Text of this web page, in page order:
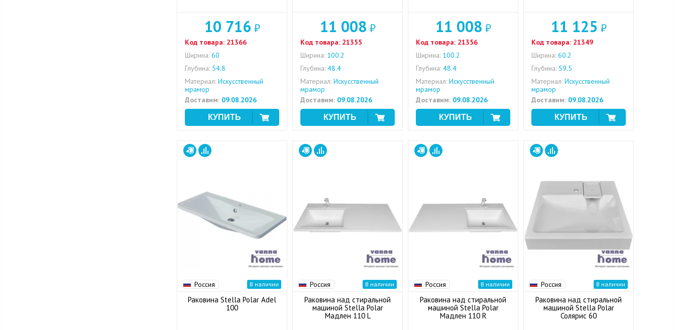
10 716 ₽
Код товара: 21366
Ширина: 60
Глубина: 54.8
Материал: Искусственный
мрамор
Доставим: 09.08.2026
11 008 ₽
Код товара: 21355
Ширина: 100.2
Глубина: 48.4
Материал: Искусственный
мрамор
Доставим: 09.08.2026
11 008 ₽
Код товара: 21356
Ширина: 100.2
Глубина: 48.4
Материал: Искусственный
мрамор
Доставим: 09.08.2026
11 125 ₽
Код товара: 21349
Ширина: 60.2
Глубина: 59.5
Материал: Искусственный
мрамор
Доставим: 09.08.2026
Россия В наличии
Раковина Stella Polar Adel
100
Россия В наличии
Раковина над стиральной
машиной Stella Polar
Мадлен 110 L
Россия В наличии
Раковина над стиральной
машиной Stella Polar
Мадлен 110 R
Россия В наличии
Раковина над стиральной
машиной Stella Polar
Солярис 60